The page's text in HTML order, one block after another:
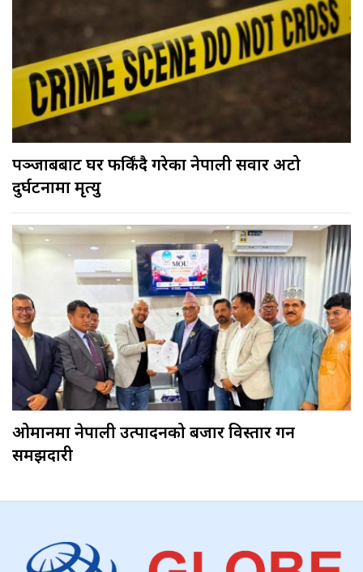
पञ्जाबबाट घर फर्किंदै गरेका नेपाली सवार अटो
दुर्घटनामा मृत्यु
ओमानमा नेपाली उत्पादनको बजार विस्तार गर्ने
समझदारी